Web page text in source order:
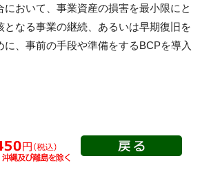
において、事業資産の損害を最小限にと
となる事業の継続、あるいは早期復旧を
に、事前の手段や準備をするBCPを導入